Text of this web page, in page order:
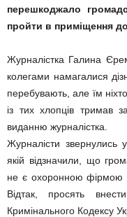
перешкоджало
пройти в приміщення
Журналістка Галина
колегами намагалися
перебувають, але їм
із тих хлопців тримав
виданню журналістка.
Журналісти звернулись
якій відзначили, що
не є охоронною фірмою і
Відтак, просять
Кримінального Кодексу